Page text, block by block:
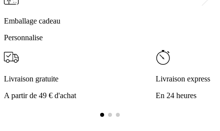
Emballage cadeau
Personnalise
Livraison gratuite
A partir de 49 € d'achat
Livraison express
En 24 heures